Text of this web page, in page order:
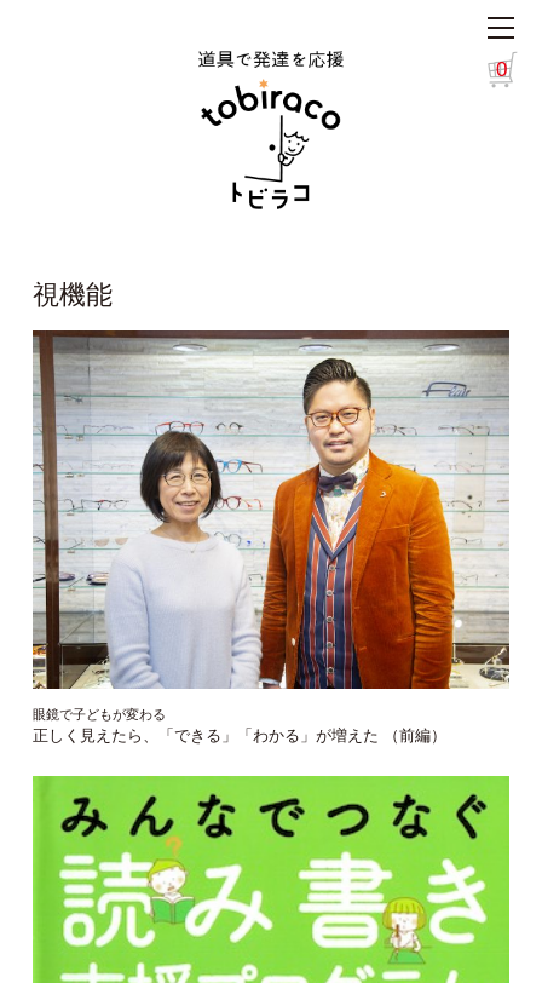
0
視機能
眼鏡で子どもが変わる
正しく見えたら、「できる」「わかる」が増えた （前編）